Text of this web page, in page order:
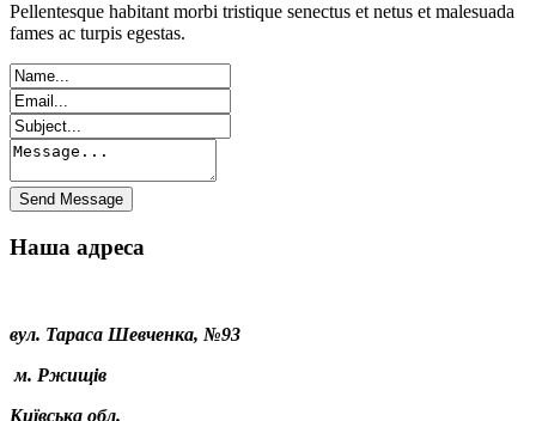
Pellentesque habitant morbi tristique senectus et netus et malesuada
fames ac turpis egestas.
Наша адреса
вул. Тараса Шевченка, №93
м. Ржищів
Київська обл.